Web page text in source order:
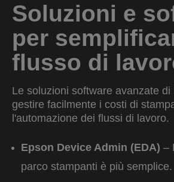
Soluzioni e
per
flusso di
Le soluzioni software avanzate
gestire facilmente i costi di
l'automazione dei flussi di lavoro.
Epson Device Admin (EDA) –
parco stampanti è più semplice.